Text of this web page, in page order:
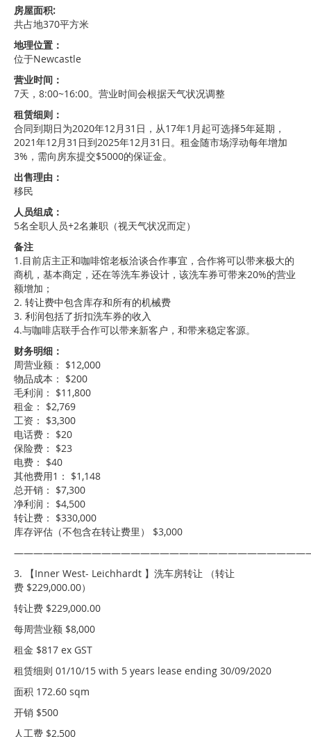
房屋面积:
共占地370平方米
地理位置：
位于Newcastle
营业时间：
7天，8:00~16:00。营业时间会根据天气状况调整
租赁细则：
合同到期日为2020年12月31日，从17年1月起可选择5年延期，
2021年12月31日到2025年12月31日。租金随市场浮动每年增加
3%，需向房东提交$5000的保证金。
出售理由：
移民
人员组成：
5名全职人员+2名兼职（视天气状况而定）
备注
1.目前店主正和咖啡馆老板洽谈合作事宜，合作将可以带来极大的
商机，基本商定，还在等洗车券设计，该洗车券可带来20%的营业
额增加；
2. 转让费中包含库存和所有的机械费
3. 利润包括了折扣洗车券的收入
4.与咖啡店联手合作可以带来新客户，和带来稳定客源。
财务明细：
周营业额： $12,000
物品成本： $200
毛利润： $11,800
租金： $2,769
工资： $3,300
电话费： $20
保险费： $23
电费： $40
其他费用1： $1,148
总开销： $7,300
净利润： $4,500
转让费： $330,000
库存评估（不包含在转让费里） $3,000
3. 【Inner West- Leichhardt 】洗车房转让 （转让
费 $229,000.00）
转让费 $229,000.00
每周营业额 $8,000
租金 $817 ex GST
租赁细则 01/10/15 with 5 years lease ending 30/09/2020
面积 172.60 sqm
开销 $500
人工费 $2,500